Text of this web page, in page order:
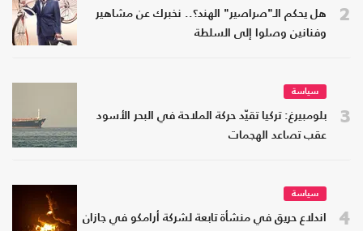
2
هل يحكم الـ"صراصير" الهند؟.. نخبرك عن مشاهير
وفنانين وصلوا إلى السلطة
3
سياسة
بلومبيرغ: تركيا تقيّد حركة الملاحة في البحر الأسود
عقب تصاعد الهجمات
4
سياسة
اندلاع حريق في منشأة تابعة لشركة أرامكو في جازان